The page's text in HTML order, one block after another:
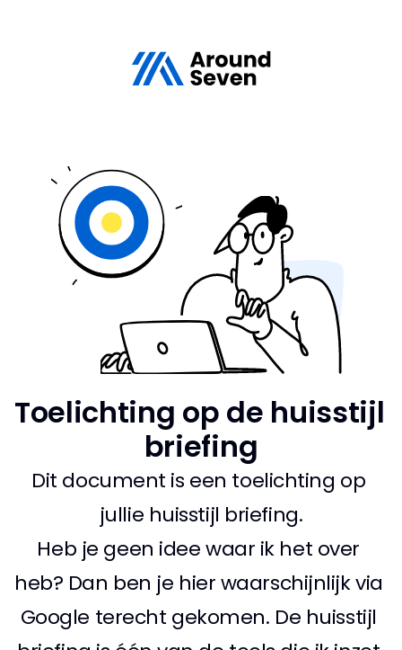
Toelichting op de huisstijl
briefing
Dit document is een toelichting op
jullie huisstijl briefing.
Heb je geen idee waar ik het over
heb? Dan ben je hier waarschijnlijk via
Google terecht gekomen. De huisstijl